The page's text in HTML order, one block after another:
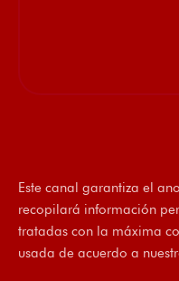
Este canal garantiza el
recopilará información
tratadas con la máxima
usada de acuerdo a